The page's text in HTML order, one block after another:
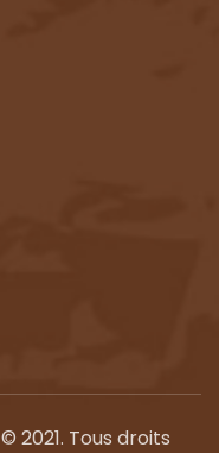
© 2021. Tous droits